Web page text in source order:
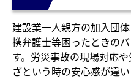
建設業一人親方の加入団
携弁護士等困ったときの
す。労災事故の現場対応
ざという時の安心感が違い